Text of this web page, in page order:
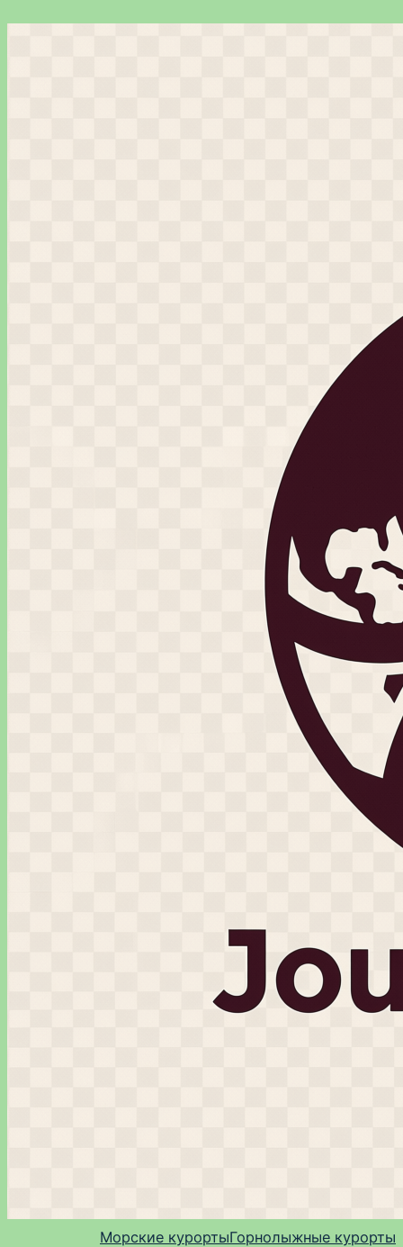
Морские курортыГорнолыжные курорты